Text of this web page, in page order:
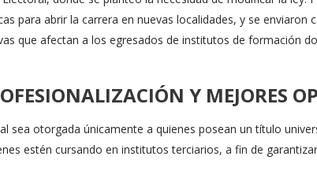
para abrir la carrera en nuevas localidades, y se enviaron
que afectan a los egresados de institutos de formación
Y MEJORES
sea otorgada únicamente a quienes posean un título
estén cursando en institutos terciarios, a fin de